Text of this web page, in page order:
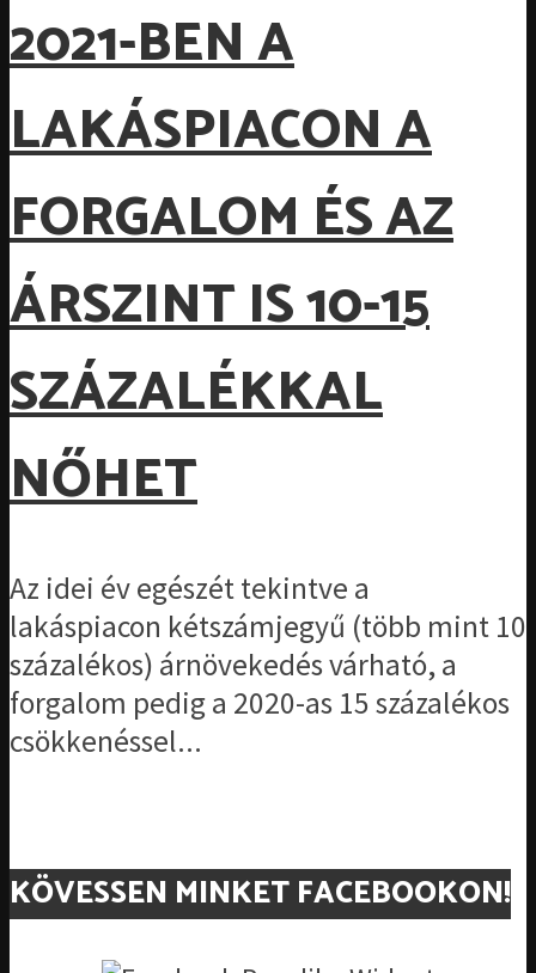
2021-BEN A
LAKÁSPIACON A
FORGALOM ÉS AZ
ÁRSZINT IS 10-15
SZÁZALÉKKAL
NŐHET
Az idei év egészét tekintve a
lakáspiacon kétszámjegyű (több mint 10
százalékos) árnövekedés várható, a
forgalom pedig a 2020-as 15 százalékos
csökkenéssel...
KÖVESSEN MINKET FACEBOOKON!